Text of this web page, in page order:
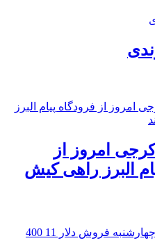
امروز از
البرز راهی کیش